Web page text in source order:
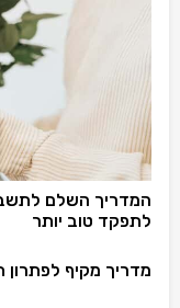
המדריך השלם
לתפקד טוב יותר
מדריך מקיף לפתרון